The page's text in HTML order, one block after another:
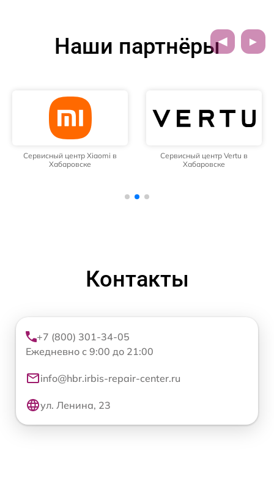
Наши партнёры
Сервисный центр Xiaomi в
Хабаровске
Сервисный центр Vertu в
Хабаровске
Контакты
+7 (800) 301-34-05
Ежедневно с 9:00 до 21:00
info@hbr.irbis-repair-center.ru
ул. Ленина, 23